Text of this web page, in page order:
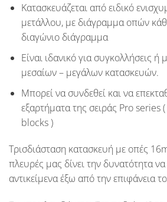
Κατασκευάζεται από ειδικό
μετάλλου, με διάγραμμα οπών
διαγώνιο διάγραμμα
Είναι ιδανικό για συγκολλήσεις
μεσαίων – μεγάλων κατασκευών.
Μπορεί να συνδεθεί και να
εξαρτήματα της σειράς Pro series(
blocks)
Tρισδιάσταση κατασκευή με οπές
πλευρές μας δίνει την δυνατότητα
αντικείμενα έξω από την επιφάνεια